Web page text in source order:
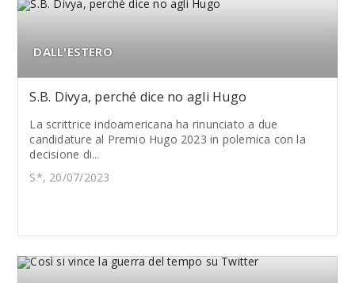
DALL'ESTERO
S.B. Divya, perché dice no agli Hugo
La scrittrice indoamericana ha rinunciato a due
candidature al Premio Hugo 2023 in polemica con la
decisione di...
S*, 20/07/2023